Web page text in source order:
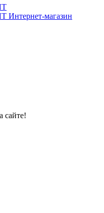
Интернет-магазин
сайте!